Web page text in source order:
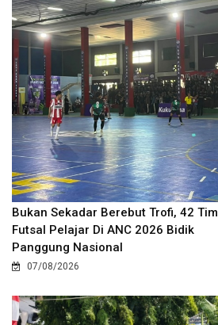
Bukan Sekadar Berebut Trofi, 42 Tim
Futsal Pelajar Di ANC 2026 Bidik
Panggung Nasional
07/08/2026